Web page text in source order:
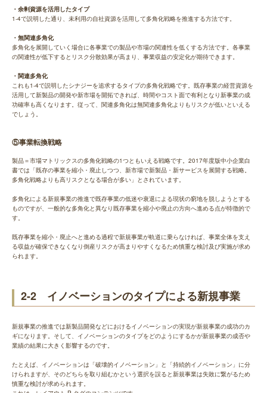
・余剰資源を活用したタイプ
1-4で説明した通り、未利用の自社資源を活用して多角化戦略を推進する方法です。
・無関連多角化
多角化を展開していく場合に各事業での製品や市場の関連性を低くする方法です。各事業
の関連性が低下するとリスク分散効果が高まり、事業収益の安定化が期待できます。
・関連多角化
これも1-4で説明したシナジーを追求するタイプの多角化戦略です。既存事業の経営資源を
活用して新製品の開発や新市場を開拓できれば、時間やコスト面で有利となり新事業の成
功確率も高くなります。従って、関連多角化は無関連多角化よりもリスクが低いといえる
でしょう。
⑤事業転換戦略
製品＝市場マトリックスの多角化戦略の1つともいえる戦略です。2017年度版中小企業白
書では「既存の事業を縮小・廃止しつつ、新市場で新製品・新サービスを展開する戦略。
多角化戦略よりも高リスクとなる場合が多い」とされています。
多角化による新規事業の推進で既存事業の低迷や衰退による現状の窮地を脱しようとする
ものですが、一般的な多角化と異なり既存事業を縮小や廃止の方向へ進める点が特徴的で
す。
既存事業を縮小・廃止へと進める過程で新規事業が軌道に乗らなければ、事業全体を支え
る収益が確保できなくなり倒産リスクが高まりやすくなるため慎重な検討及び実施が求め
られます。
2-2 イノベーションのタイプによる新規事業
新規事業の推進では新製品開発などにおけるイノベーションの実現が新規事業の成功のカ
ギになります。そして、イノベーションのタイプをどのようにするかが新規事業の成否や
業績の結果に大きく影響するのです。
たとえば、イノベーションは「破壊的イノベーション」と「持続的イノベーション」に分
けられますが、そのどちらを取り組むかという選択を誤ると新規事業は失敗に繋がるため
慎重な検討が求められます。